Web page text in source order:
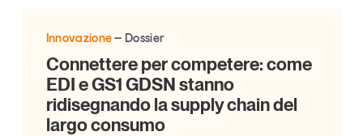
Innovazione Dossier
Connettere per competere: come
EDI e GS1 GDSN stanno
ridisegnando la supply chain del
largo consumo